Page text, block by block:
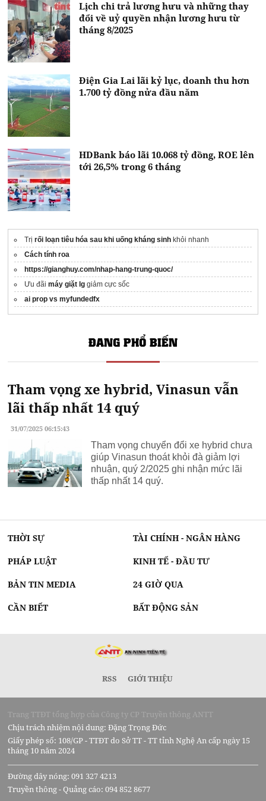
Lịch chi trả lương hưu và những thay
đổi về uỷ quyền nhận lương hưu từ
tháng 8/2025
Điện Gia Lai lãi kỷ lục, doanh thu hơn
1.700 tỷ đồng nửa đầu năm
HDBank báo lãi 10.068 tỷ đồng, ROE lên
tới 26,5% trong 6 tháng
Trịrối loạn tiêu hóa sau khi uống kháng sinh khỏi nhanh
Cách tính roa
https://gianghuy.com/nhap-hang-trung-quoc/
Ưu đãimáy giặt lg giảm cực sốc
ai prop vs myfundedfx
ĐANG PHỔ BIẾN
Tham vọng xe hybrid, Vinasun vẫn
lãi thấp nhất 14 quý
31/07/2025 06:15:43
Tham vọng chuyển đổi xe hybrid chưa
giúp Vinasun thoát khỏi đà giảm lợi
nhuận, quý 2/2025 ghi nhận mức lãi
thấp nhất 14 quý.
THỜI SỰ TÀI CHÍNH - NGÂN HÀNG
PHÁP LUẬT KINH TẾ - ĐẦU TƯ
BẢN TIN MEDIA 24 GIỜ QUA
CẦN BIẾT BẤT ĐỘNG SẢN
RSS GIỚI THIỆU
Trang TTĐT tổng hợp của Công ty CP Truyền thông ANTT
Chịu trách nhiệm nội dung: Đặng Trọng Đức
Giấy phép số: 108/GP - TTĐT do Sở TT - TT tỉnh Nghệ An cấp ngày 15
tháng 10 năm 2024
Đường dây nóng: 091 327 4213
Truyền thông - Quảng cáo: 094 852 8677